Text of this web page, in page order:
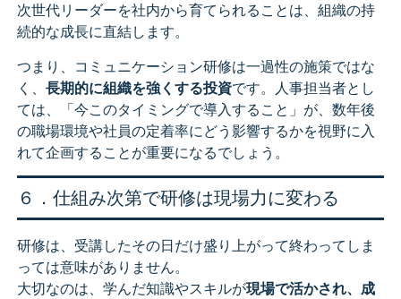
次世代リーダーを社内から育てられることは、組織の持
続的な成長に直結します。
つまり、コミュニケーション研修は一過性の施策ではな
く、 長期的に組織を強くする投資です。人事担当者とし
ては、「今このタイミングで導入すること」が、数年後
の職場環境や社員の定着率にどう影響するかを視野に入
れて企画することが重要になるでしょう。
６．仕組み次第で研修は現場力に変わる
研修は、受講したその日だけ盛り上がって終わってしま
っては意味がありません。
大切なのは、学んだ知識やスキルが現場で活かされ、成